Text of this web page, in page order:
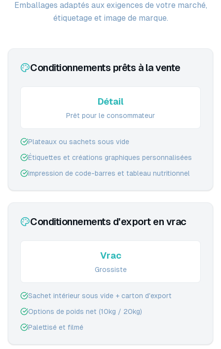
Emballages adaptés aux exigences de votre marché,
étiquetage et image de marque.
Conditionnements prêts à la vente
Détail
Prêt pour le consommateur
Plateaux ou sachets sous vide
Étiquettes et créations graphiques personnalisées
Impression de code-barres et tableau nutritionnel
Conditionnements d'export en vrac
Vrac
Grossiste
Sachet intérieur sous vide + carton d'export
Options de poids net (10kg / 20kg)
Palettisé et filmé